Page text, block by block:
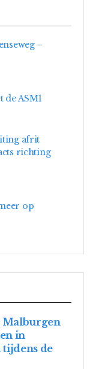
–
ASM1
afrit
richting
op
Malburgen
in
de